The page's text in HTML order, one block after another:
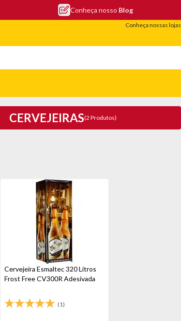
Conheça nosso Blog
Conheça nossas lojas
CERVEJEIRAS(2 Produtos)
Cervejeira Esmaltec 320 Litros
Frost Free CV300R Adesivada
(1)